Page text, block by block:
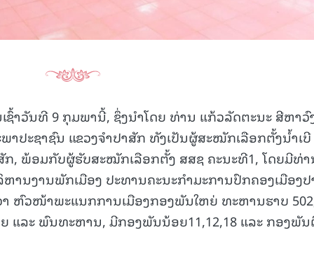
ຊົ້າວັນທີ 9 ກຸມພານີ້, ຊຶ່ງນໍາໂດຍ ທ່ານ ແກ້ວລັດຕະນະ ສີຫາວົ
າປະຊາຊົນ ແຂວງຈຳປາສັກ ທັງເປັນຜູ້ສະໝັກເລືອກຕັ້ງນໍ້າເບີ
ສັກ, ພ້ອມກັບຜູ້ຮັບສະໝັກເລືອກຕັ້ງ ສສຊ ຄະນະທີ1, ໂດຍມີທ່າ
ານງານພັກເມືອງ ປະທານຄະນະກຳມະການປົກຄອງເມືອງ
ຫົວໜ້າພະແນກການເມືອງກອງພັນໃຫຍ່ ທະຫານຮາບ
ແລະ ພົນທະຫານ, ມີກອງພັນນ້ອຍ11,12,18 ແລະ ກອງພັ